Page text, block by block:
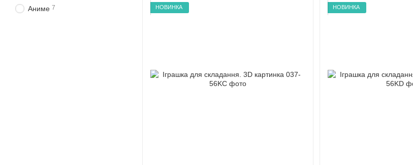
НОВИНКА НОВИНКА
Аниме 7